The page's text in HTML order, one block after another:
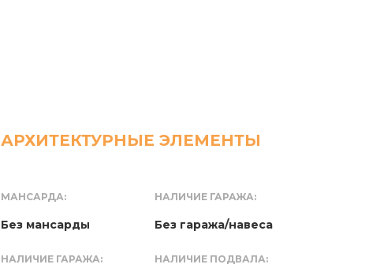
АРХИТЕКТУРНЫЕ ЭЛЕМЕНТЫ
МАНСАРДА:
Без мансарды
НАЛИЧИЕ ГАРАЖА:
Без гаража/навеса
НАЛИЧИЕ ГАРАЖА: НАЛИЧИЕ ПОДВАЛА: